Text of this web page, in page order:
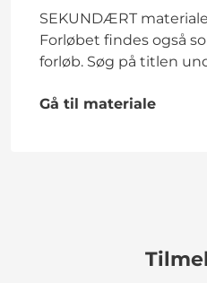
SEKUNDÆRT materiale
Forløbet findes også
forløb. Søg på titlen
Gå til materiale